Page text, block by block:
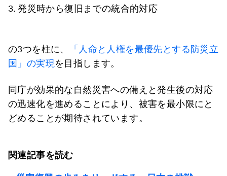
3. 発災時から復旧までの統合的対応
の3つを柱に、
「人命と人権を最優先とする防災立
国」の実現を目指します。
同庁が効果的な自然災害への備えと発生後の対応
の迅速化を進めることにより、被害を最小限にと
どめることが期待されています。
関連記事を読む